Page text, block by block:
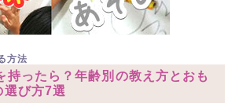
方法
持ったら？年齢別の教え方とおも
選び方7選